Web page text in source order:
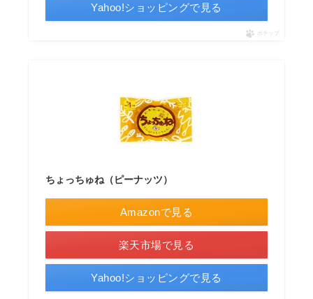
Yahoo!ショッピングで見る
ポチップ
ちょっちゅね（ピーナッツ）
Amazonで見る
楽天市場で見る
Yahoo!ショッピングで見る